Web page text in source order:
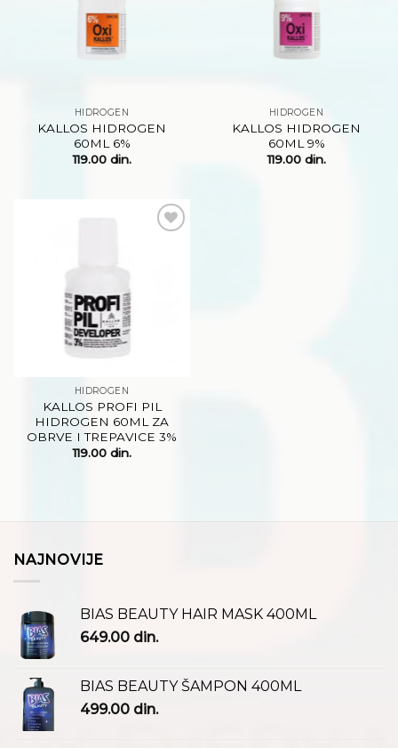
HIDROGEN
KALLOS HIDROGEN
60ML 6%
119.00 din.
HIDROGEN
KALLOS HIDROGEN
60ML 9%
119.00 din.
HIDROGEN
KALLOS PROFI PIL
HIDROGEN 60ML ZA
OBRVE I TREPAVICE 3%
119.00 din.
NAJNOVIJE
BIAS BEAUTY HAIR MASK 400ML
649.00 din.
BIAS BEAUTY ŠAMPON 400ML
499.00 din.